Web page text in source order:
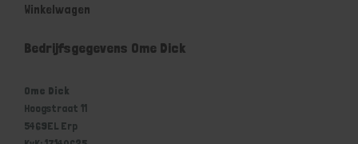
Winkelwagen
Bedrijfsgegevens Ome Dick
Ome Dick
Hoogstraat 11
5469EL Erp